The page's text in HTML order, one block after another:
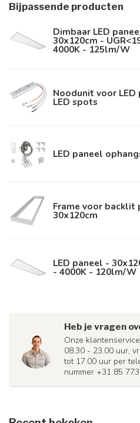
Bijpassende producten
Dimbaar LED
30x120cm -
4000K - 125lm/W
Noodunit voor
LED spots
LED paneel
Frame voor backlit
30x120cm
LED paneel -
- 4000K - 120lm/W
Heb je vragen
Onze
08.30 - 23.00 uur,
tot 17.00 uur per
nummer +31 85